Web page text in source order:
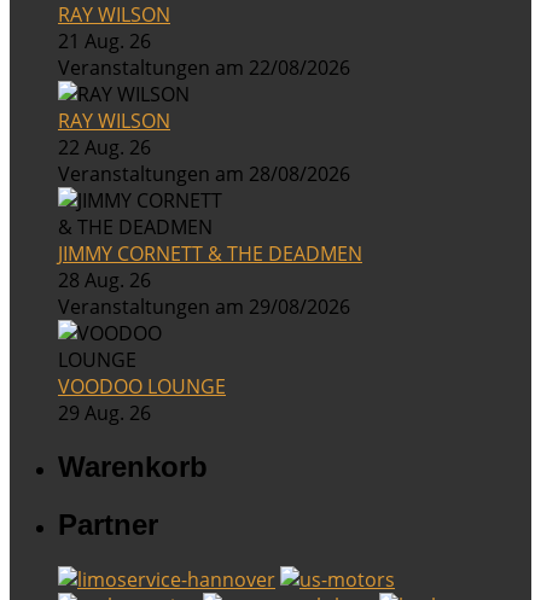
RAY WILSON
21 Aug. 26
Veranstaltungen am 22/08/2026
RAY WILSON
22 Aug. 26
Veranstaltungen am 28/08/2026
JIMMY CORNETT & THE DEADMEN
28 Aug. 26
Veranstaltungen am 29/08/2026
VOODOO LOUNGE
29 Aug. 26
Warenkorb
Partner